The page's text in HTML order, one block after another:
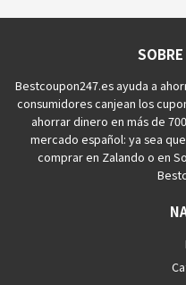
Bestcoupon247.es ayuda a
consumidores canjean los
ahorrar dinero en más de
mercado español: ya sea
comprar en Zalando o en